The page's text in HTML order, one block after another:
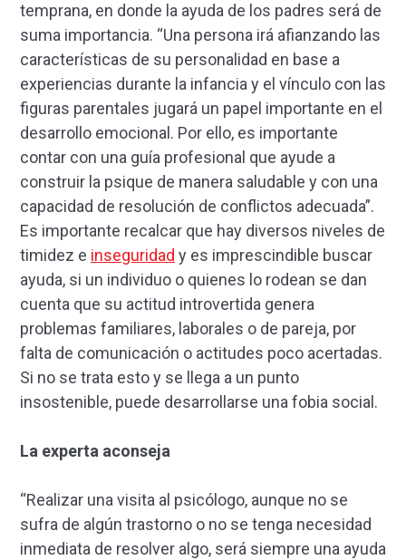
temprana, en donde la ayuda de los padres será de
suma importancia. “Una persona irá afianzando las
características de su personalidad en base a
experiencias durante la infancia y el vínculo con las
figuras parentales jugará un papel importante en el
desarrollo emocional. Por ello, es importante
contar con una guía profesional que ayude a
construir la psique de manera saludable y con una
capacidad de resolución de conflictos adecuada”.
Es importante recalcar que hay diversos niveles de
timidez e inseguridad y es imprescindible buscar
ayuda, si un individuo o quienes lo rodean se dan
cuenta que su actitud introvertida genera
problemas familiares, laborales o de pareja, por
falta de comunicación o actitudes poco acertadas.
Si no se trata esto y se llega a un punto
insostenible, puede desarrollarse una fobia social.
La experta aconseja
“Realizar una visita al psicólogo, aunque no se
sufra de algún trastorno o no se tenga necesidad
inmediata de resolver algo, será siempre una ayuda